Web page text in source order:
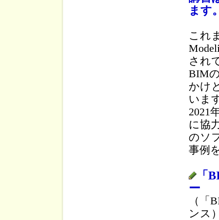
ます
これ
され
BIM
かけ
いま
2021
に協
のソ
事例
「
ー
（「
ンス